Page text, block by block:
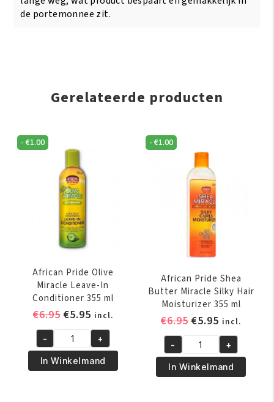
de portemonnee zit.
Gerelateerde producten
-€1.00
African Pride Olive
Miracle Leave-In
Conditioner 355 ml
€6.95 Oorspronkelijke
was:
€6.95.
€5.95Huidige
prijs
is:
€5.95.
incl.
African
Pride
Olive
- +
In Winkelmand
-€1.00
African Pride Shea
Butter Miracle Silky Hair
Moisturizer 355 ml
€6.95
was:
€6.95.
€5.95 Huidige
prijs
is:
€5.95.
incl.
African
Pride
Shea
- +
In Winkelmand